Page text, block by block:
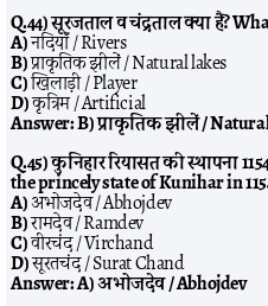
Q.44) सूरजताल व चंद्रताल क्या हैं?
A)नदियाँ / Rivers
B)प्राकृतिक झीलें / Natural lakes
C)खिलाड़ी / Player
D)कृत्रिम / Artificial
Answer:B) प्राकृतिक झीलें /
Q.45) कुनिहार रियासत की स्थापना
the princely state of Kunihar in
A)अभोजदेव / Abhojdev
B)रामदेव / Ramdev
C)वीरचंद / Virchand
D)सूरतचंद / Surat Chand
Answer:A) अभोजदेव / Abhojdev